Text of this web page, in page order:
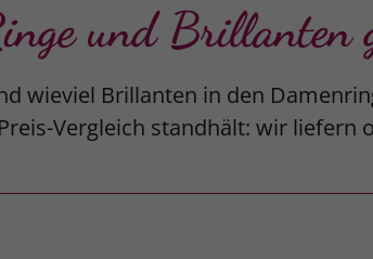
und Brillanten
wieviel Brillanten in den
Vergleich standhält: wir liefern